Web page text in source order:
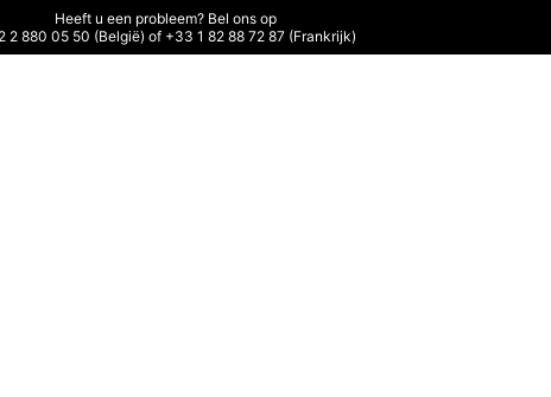
Heeft u een probleem? Bel ons op
2 880 05 50 (België) of +33 1 82 88 72 87 (Frankrijk)